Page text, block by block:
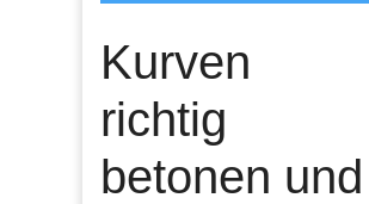
Kurven
richtig
betonen und